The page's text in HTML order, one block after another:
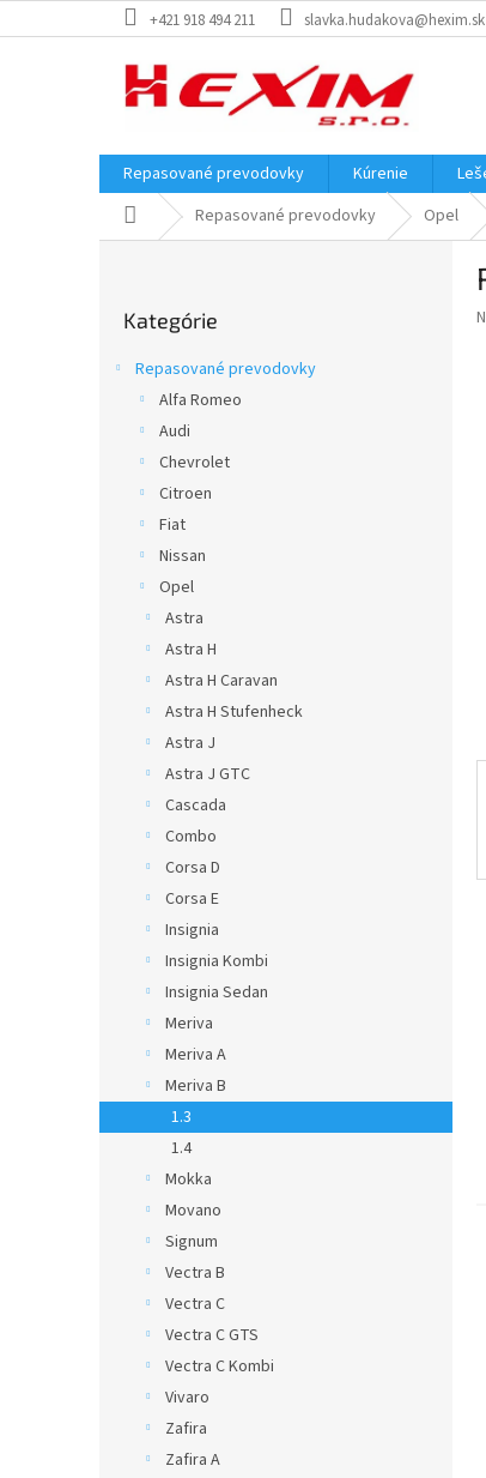
na
+421 918 494 211 slavka.hudakova@hexim.sk
Repasované prevodovky Kúrenie
DomovRepasované prevodovky Opel
kategórie
Kategórie
Repasované prevodovky
Alfa Romeo
Audi
Chevrolet
Citroen
Fiat
Nissan
Opel
Astra
Astra H
Astra H Caravan
Astra H Stufenheck
Astra J
Astra J GTC
Cascada
Combo
Corsa D
Corsa E
Insignia
Insignia Kombi
Insignia Sedan
Meriva
Meriva A
Meriva B
1.3
1.4
Mokka
Movano
Signum
Vectra B
Vectra C
Vectra C GTS
Vectra C Kombi
Vivaro
Zafira
Zafira A